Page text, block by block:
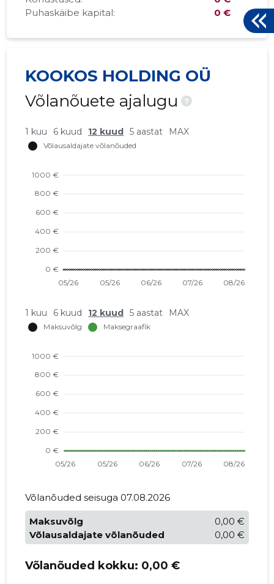
Puhaskäibe kapital:
0 €
KOOKOS HOLDING OÜ
Võlanõuete ajalugu
?
1 kuu 6 kuud 12 kuud 5 aastat MAX
1 kuu 6 kuud 12 kuud 5 aastat MAX
Võlanõuded seisuga 07.08.2026
Maksuvõlg
0,00 €
Võlausaldajate võlanõuded
0,00 €
Võlanõuded kokku: 0,00 €